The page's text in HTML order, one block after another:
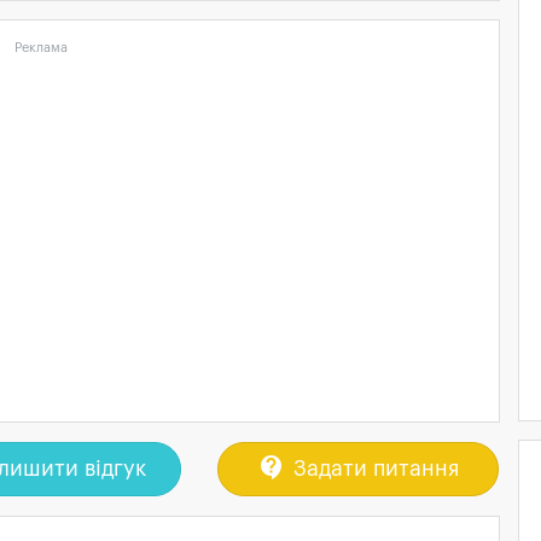
Реклама
відгук contact_support Задати питання